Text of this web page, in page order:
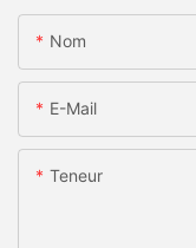
Nom
E-Mail
Teneur